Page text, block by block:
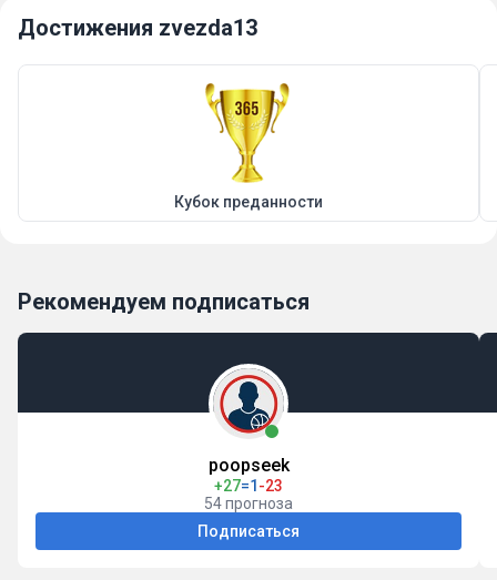
Достижения zvezda13
Кубок преданности
Рекомендуем подписаться
poopseek
+27=1 -23
54 прогноза
Подписаться